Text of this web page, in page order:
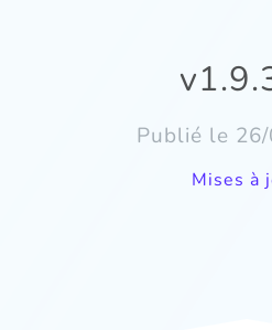
Publié le
Mises à